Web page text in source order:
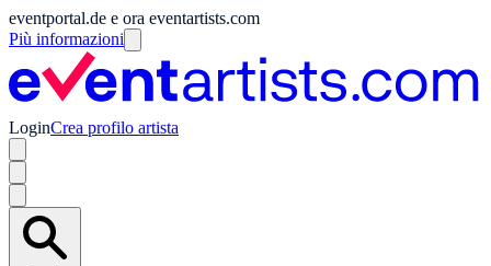
eventportal.de e ora eventartists.com
Più informazioni
LoginCrea profilo artista